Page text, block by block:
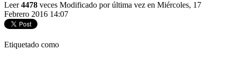
Leer4478 veces Modificado por última vez en Miércoles, 17
Febrero 2016 14:07
Etiquetado como